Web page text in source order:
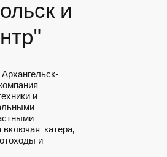
и
и
катера,
и